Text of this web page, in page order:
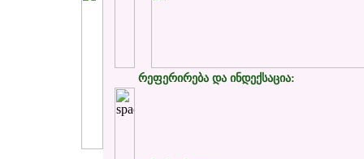
რეფერირება და ინდექსაცია: